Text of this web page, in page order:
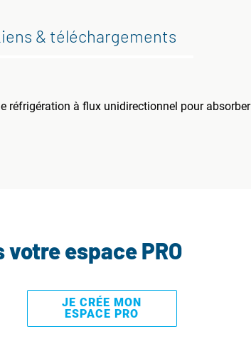
& téléchargements
réfrigération à flux unidirectionnel pour absorber
espace PRO
JE CRÉE MON
ESPACE PRO